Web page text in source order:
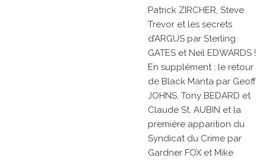
Patrick ZIRCHER, Steve
Trevor et les secrets
d’ARGUS par Sterling
GATES et Neil EDWARDS !
En supplément : le retour
de Black Manta par Geoff
JOHNS, Tony BEDARD et
Claude St. AUBIN et la
première apparition du
Syndicat du Crime par
Gardner FOX et Mike